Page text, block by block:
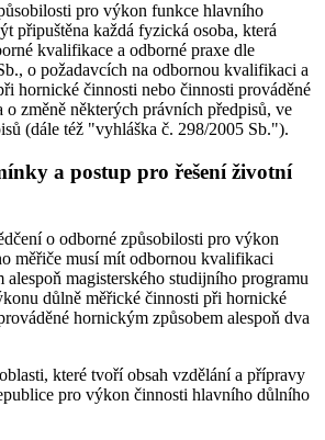
pro výkon funkce hlavního
připuštěna každá fyzická osoba, která
kvalifikace a odborné praxe dle
o požadavcích na odbornou kvalifikaci a
hornické činnosti nebo činnosti prováděné
o změně některých právních předpisů, ve
(dále též "vyhláška č. 298/2005 Sb.").
a postup pro řešení životní
o odborné způsobilosti pro výkon
měřiče musí mít odbornou kvalifikaci
alespoň magisterského studijního programu
důlně měřické činnosti při hornické
hornickým způsobem alespoň dva
které tvoří obsah vzdělání a přípravy
pro výkon činnosti hlavního důlního